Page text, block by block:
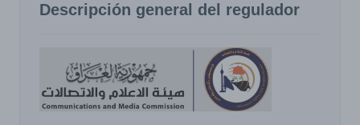
Descripción general del regulador